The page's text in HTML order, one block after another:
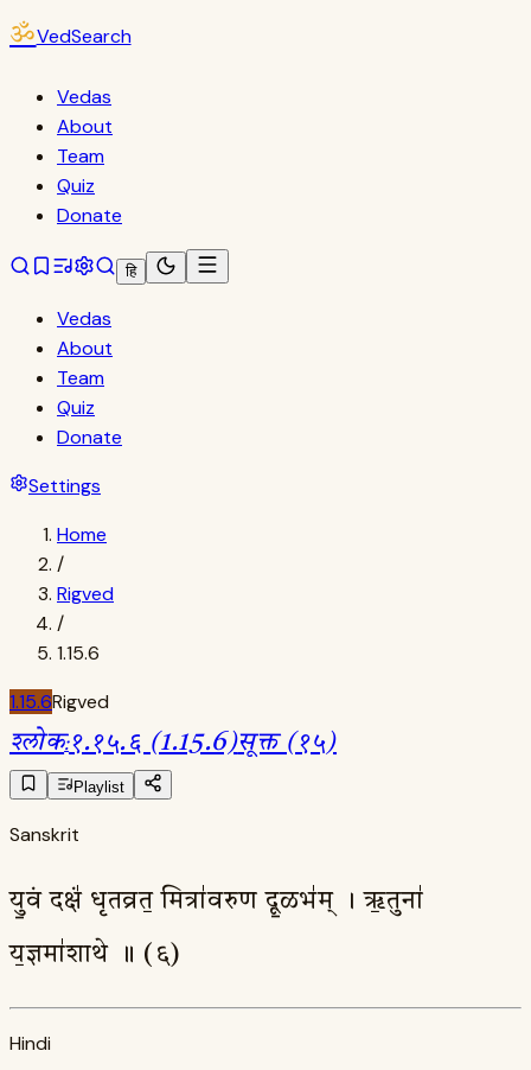
ॐVedSearch
Vedas
About
Team
Quiz
Donate
हि
Vedas
About
Team
Quiz
Donate
Settings
Home
/
Rigved
/
1.15.6
1.15.6Rigved
श्लोक:१.१५.६ (1.15.6)सूक्त (१५)
Playlist
Sanskrit
यु॒वं दक्षं॑ धृतव्रत॒ मित्रा॑वरुण दू॒ळभ॑म् । ऋ॒तुना॑
य॒ज्ञमा॑शाथे ॥ (६)
Hindi